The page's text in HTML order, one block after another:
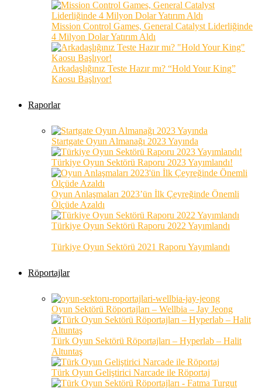
Mission Control Games, General Catalyst Liderliğinde
4 Milyon Dolar Yatırım Aldı
Arkadaşlığınız Teste Hazır mı? “Hold Your King”
Kaosu Başlıyor!
Raporlar
Startgate Oyun Almanağı 2023 Yayında
Türkiye Oyun Sektörü Raporu 2023 Yayımlandı!
Oyun Anlaşmaları 2023’ün İlk Çeyreğinde Önemli
Ölçüde Azaldı
Türkiye Oyun Sektörü Raporu 2022 Yayımlandı
Türkiye Oyun Sektörü 2021 Raporu Yayımlandı
Röportajlar
Oyun Sektörü Röportajları – Wellbia – Jay Jeong
Türk Oyun Sektörü Röportajları – Hyperlab – Halit
Altuntaş
Türk Oyun Geliştirici Narcade ile Röportaj